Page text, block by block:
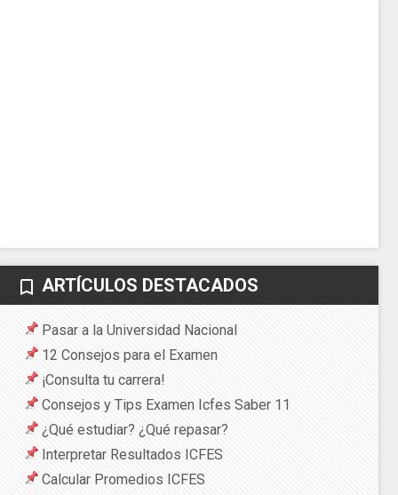
bookmark_border ARTÍCULOS DESTACADOS
Pasar a la Universidad Nacional
12 Consejos para el Examen
¡Consulta tu carrera!
Consejos y Tips Examen Icfes Saber 11
¿Qué estudiar? ¿Qué repasar?
Interpretar Resultados ICFES
Calcular Promedios ICFES